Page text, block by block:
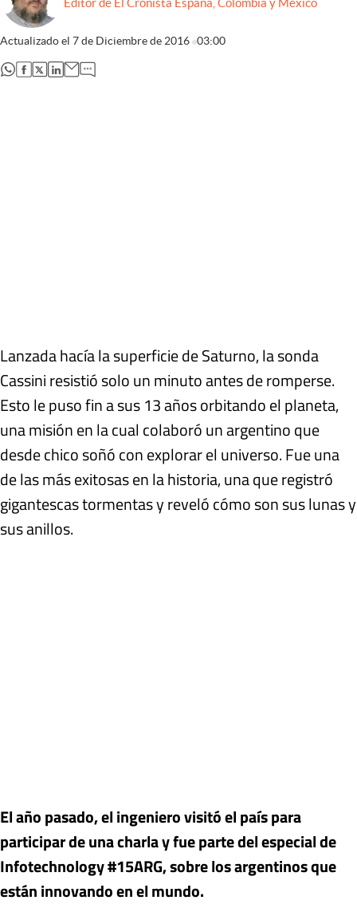
Actualizado el 7 de Diciembre de 2016 03:00
abre en nueva pestaña
abre en nueva pestaña
abre en nueva pestaña
abre en nueva pestaña
Lanzada hacía la superficie de Saturno, la sonda
Cassini resistió solo un minuto antes de romperse.
Esto le puso fin a sus 13 años orbitando el planeta,
una misión en la cual colaboró un argentino que
desde chico soñó con explorar el universo. Fue una
de las más exitosas en la historia, una que registró
gigantescas tormentas y reveló cómo son sus lunas y
sus anillos.
El año pasado, el ingeniero visitó el país para
participar de una charla y fue parte del especial de
Infotechnology #15ARG, sobre los argentinos que
están innovando en el mundo.